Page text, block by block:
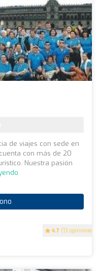
4.7 (13 opiniones)
de viajes con sede en
con más de 20
Nuestra pasión